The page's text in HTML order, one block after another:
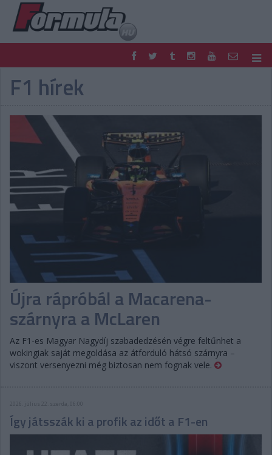
F1
FORMULA
RETRO
PODCAST
SHOP
TIPPJÁTÉK
DIGITÁLIS MAGAZIN
PONTÁLLÁSOK
VERSENYNAPTÁRAK
F1 hírek
Újra rápróbál a Macarena-
szárnyra a McLaren
Az F1-es Magyar Nagydíj szabadedzésén végre feltűnhet a
wokingiak saját megoldása az átforduló hátsó szárnyra –
viszont versenyezni még biztosan nem fognak vele.
2026. július 22. szerda, 06:00
Így játsszák ki a profik az időt a F1-en